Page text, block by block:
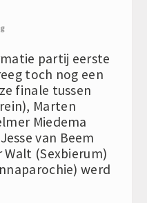
partij eerste
toch nog een
finale tussen
Marten
Miedema
van Beem
(Sexbierum)
werd